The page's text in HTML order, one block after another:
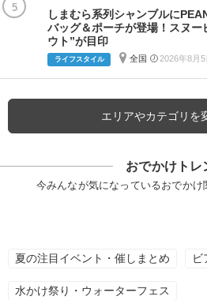
5
しまむら系列シャンブルに
バッグ＆ポーチが登場！スヌー
ウト”が目印
ライフスタイル 全国 2026年8月
エリアやカテゴリを
おでかけトレ
今みんなが気になっているおでかけ
夏の注目イベント・催しまとめ ビ
水かけ祭り・ウォーターフェス